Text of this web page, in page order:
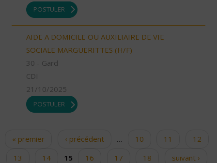
POSTULER
AIDE A DOMICILE OU AUXILIAIRE DE VIE
SOCIALE MARGUERITTES (H/F)
30 - Gard
CDI
21/10/2025
POSTULER
Pages
« premier ‹ précédent … 10 11
12
13
14 15 16 17 18
suivant ›